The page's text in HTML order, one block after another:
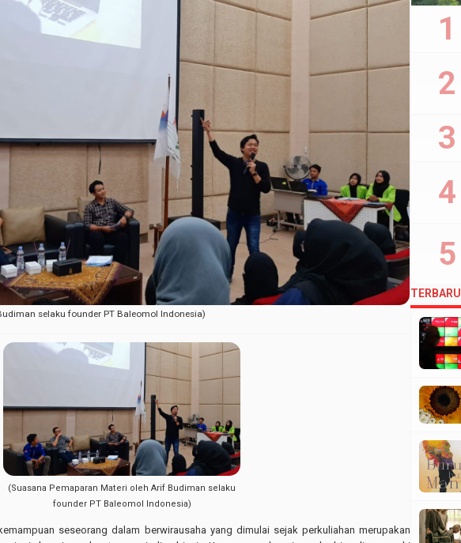
selaku founder PT Baleomol Indonesia)
(Suasana Pemaparan Materi oleh Arif Budiman selaku
founder PT Baleomol Indonesia)
seseorang dalam berwirausaha yang dimulai sejak perkuliahan merupakan
TERBARU